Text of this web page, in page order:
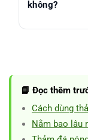
được tuyển
hướng dẫn
không?
dùng 30-45
📘 Đọc thêm
Cách dùng
Nằm bao lâu